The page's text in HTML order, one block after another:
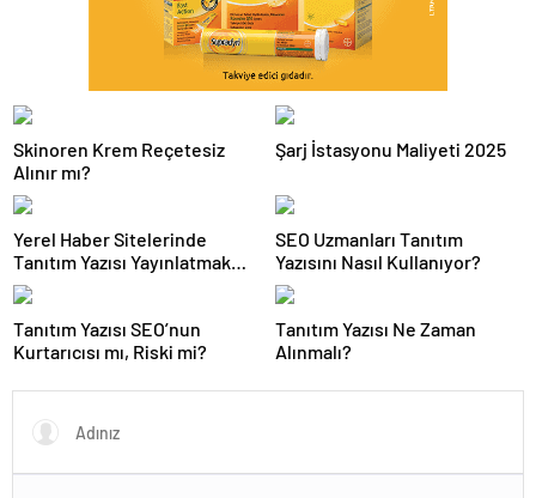
Skinoren Krem Reçetesiz
Alınır mı?
Şarj İstasyonu Maliyeti 2025
Yerel Haber Sitelerinde
Tanıtım Yazısı Yayınlatmak
Avantajlı mı?
SEO Uzmanları Tanıtım
Yazısını Nasıl Kullanıyor?
Tanıtım Yazısı SEO’nun
Kurtarıcısı mı, Riski mi?
Tanıtım Yazısı Ne Zaman
Alınmalı?